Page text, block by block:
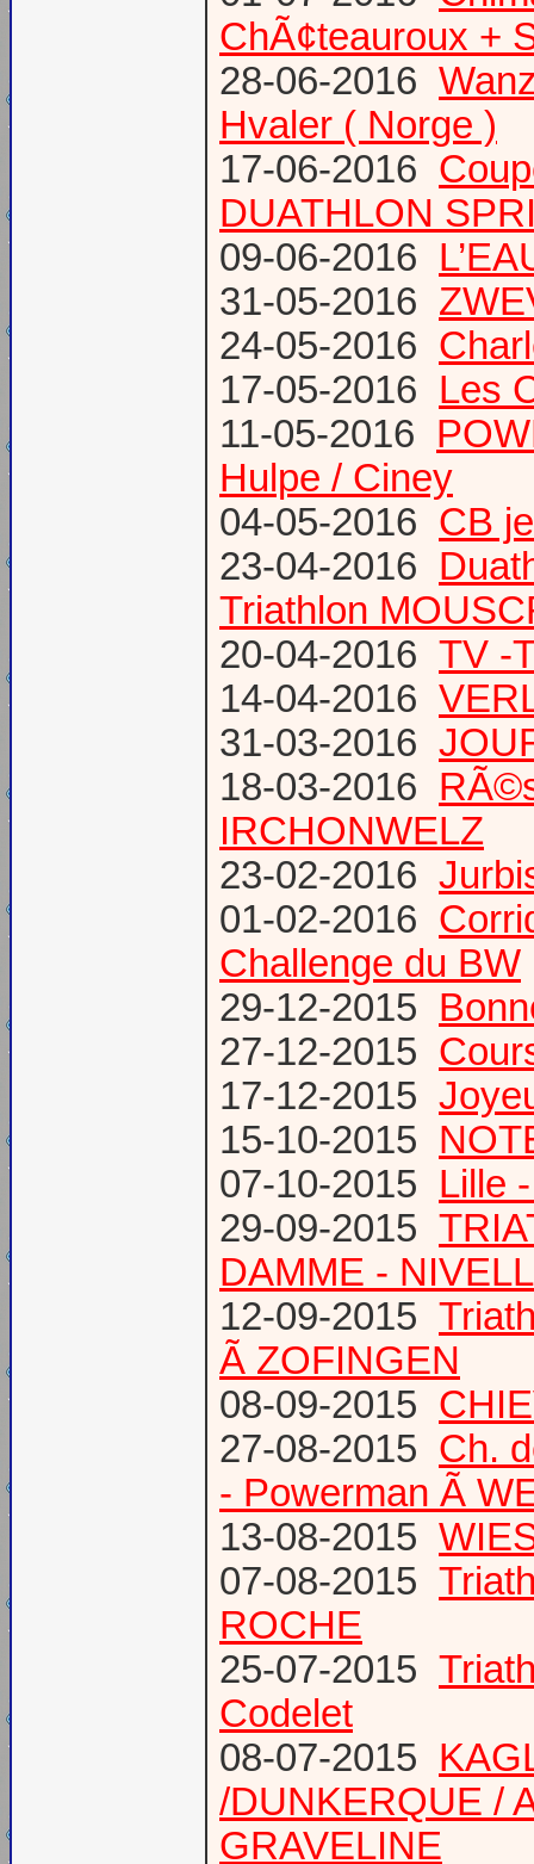
ChÃ¢teauroux +
28-06-2016
Hvaler ( Norge )
17-06-2016
DUATHLON
09-06-2016
31-05-2016
24-05-2016
17-05-2016 Les
11-05-2016
Hulpe / Ciney
04-05-2016 CB
23-04-2016
Triathlon
20-04-2016 TV -
14-04-2016
31-03-2016
18-03-2016
IRCHONWELZ
23-02-2016
01-02-2016
Challenge du BW
29-12-2015
27-12-2015
17-12-2015
15-10-2015
07-10-2015 Lille
29-09-2015
DAMME -
12-09-2015
Ã ZOFINGEN
08-09-2015
27-08-2015 Ch.
- Powerman Ã
13-08-2015
07-08-2015
ROCHE
25-07-2015
Codelet
08-07-2015
/DUNKERQUE /
GRAVELINE